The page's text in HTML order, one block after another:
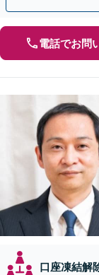
電話でお問
口座凍結解